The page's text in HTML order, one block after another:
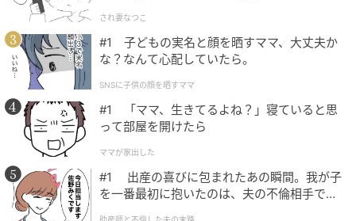
生理のトラブルは、多くの女性が経験したことがある
と思います。恥ずかしいことでも、弱さでもないのだ
と、あの日の私は先輩の姿から教わりました。
先輩が見せてくれたような自然なやさしさや助け合い
が、もっと当たり前になれば、救われる人はきっと増
えるはずです。私もまた、あの日の先輩のように、そ
っと声をかけられる人でいたいと思っています。
著者：いとうみゆう／30代女性。2020年生まれの6歳
の男の子、2024年生まれの2歳の女の子を子育て中の
され妻なつこ
#1 子どもの実名と顔を晒すママ、大丈夫か
な？なんて心配していたら。
SNSに子供の顔を晒すママ
#1 「ママ、生きてるよね？」寝ていると思
って部屋を開けたら
ママが家出した
#1 出産の喜びに包まれたあの瞬間。我が子
を一番最初に抱いたのは、夫の不倫相手でし